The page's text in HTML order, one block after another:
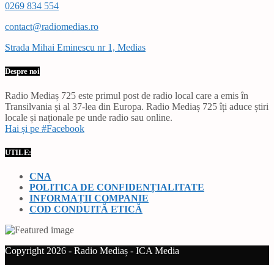
0269 834 554
contact@radiomedias.ro
Strada Mihai Eminescu nr 1, Medias
Despre noi
Radio Mediaș 725 este primul post de radio local care a emis în
Transilvania și al 37-lea din Europa. Radio Mediaș 725 îți aduce știri
locale și naționale pe unde radio sau online.
Hai și pe #Facebook
UTILE:
CNA
POLITICA DE CONFIDENȚIALITATE
INFORMAȚII COMPANIE
COD CONDUITĂ ETICĂ
Copyright 2026 - Radio Mediaș - ICA Media